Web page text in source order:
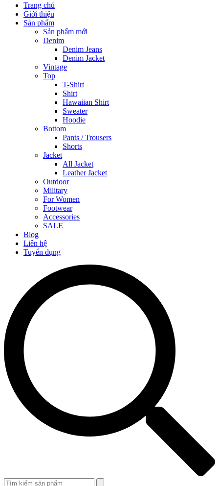
Trang chủ
Giới thiệu
Sản phẩm
Sản phẩm mới
Denim
Denim Jeans
Denim Jacket
Vintage
Top
T-Shirt
Shirt
Hawaiian Shirt
Sweater
Hoodie
Bottom
Pants / Trousers
Shorts
Jacket
All Jacket
Leather Jacket
Outdoor
Military
For Women
Footwear
Accessories
SALE
Blog
Liên hệ
Tuyển dụng